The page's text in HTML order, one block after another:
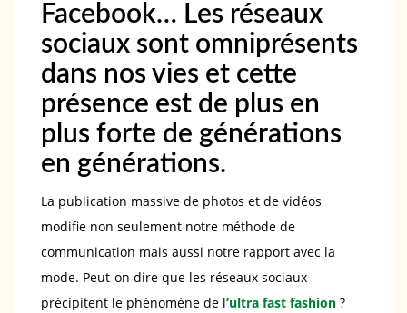
Facebook… Les réseaux
sociaux sont omniprésents
dans nos vies et cette
présence est de plus en
plus forte de générations
en générations.
La publication massive de photos et de vidéos
modifie non seulement notre méthode de
communication mais aussi notre rapport avec la
mode. Peut-on dire que les réseaux sociaux
précipitent le phénomène de l’ultra fast fashion ?